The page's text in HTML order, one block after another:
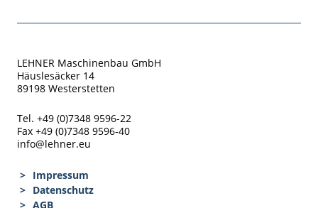
LEHNER Maschinenbau GmbH
Häuslesäcker 14
89198 Westerstetten
Tel. +49 (0)7348 9596-22
Fax +49 (0)7348 9596-40
info@lehner.eu
Impressum
Datenschutz
AGB